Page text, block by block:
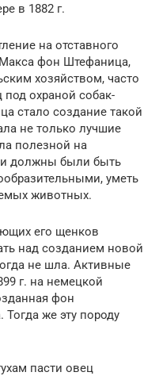
в 1882 г.
на отставного
фон Штефаница,
хозяйством, часто
охраной собак-
стало создание такой
не только лучшие
полезной на
должны были быть
уметь
животных.
его щенков
над созданием новой
не шла. Активные
г. на немецкой
фон
же эту породу
пасти овец